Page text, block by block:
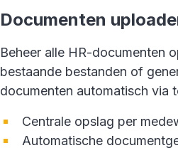
Documenten
Beheer alle HR-documenten
bestaande bestanden of
documenten automatisch via
Centrale opslag per
Automatische